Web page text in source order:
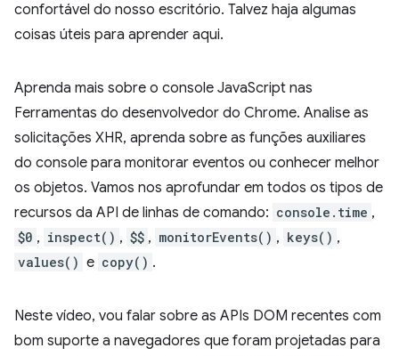
confortável do nosso escritório. Talvez haja algumas
coisas úteis para aprender aqui.
Aprenda mais sobre o console JavaScript nas
Ferramentas do desenvolvedor do Chrome. Analise as
solicitações XHR, aprenda sobre as funções auxiliares
do console para monitorar eventos ou conhecer melhor
os objetos. Vamos nos aprofundar em todos os tipos de
recursos da API de linhas de comando: console.time ,
$0 , inspect() , $$ , monitorEvents() , keys() ,
values() e copy() .
Neste vídeo, vou falar sobre as APIs DOM recentes com
bom suporte a navegadores que foram projetadas para